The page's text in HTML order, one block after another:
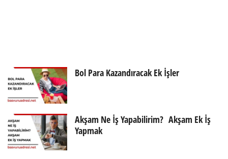
Bol Para Kazandıracak Ek İşler
Akşam Ne İş Yapabilirim? Akşam Ek İş
Yapmak